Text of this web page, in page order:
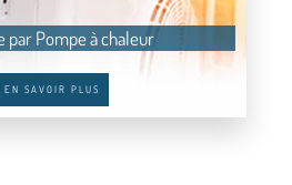
par Pompe à chaleur
EN SAVOIR PLUS